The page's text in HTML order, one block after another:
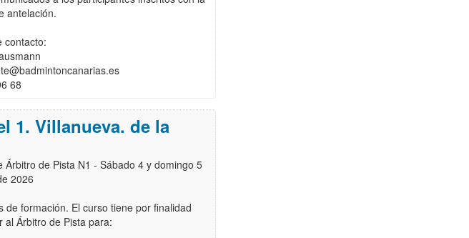
antelación.
contacto:
68
1. Villanueva. de la
Árbitro de Pista N1 - Sábado 4 y domingo 5
2026
de formación. El curso tiene por finalidad
al Árbitro de Pista para: